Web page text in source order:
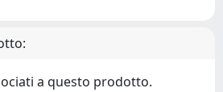
a questo prodotto.